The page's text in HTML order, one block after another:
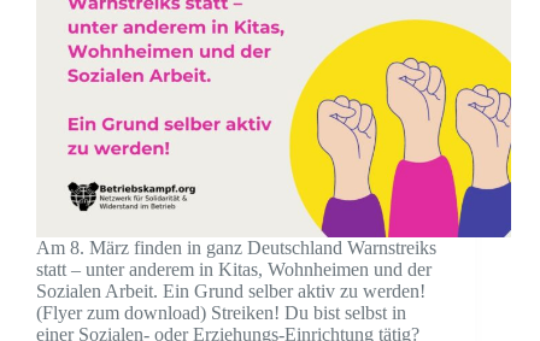
Am 8. März finden in ganz Deutschland Warnstreiks
statt – unter anderem in Kitas, Wohnheimen und der
Sozialen Arbeit. Ein Grund selber aktiv zu werden!
(Flyer zum download) Streiken! Du bist selbst in
einer Sozialen- oder Erziehungs-Einrichtung tätig?